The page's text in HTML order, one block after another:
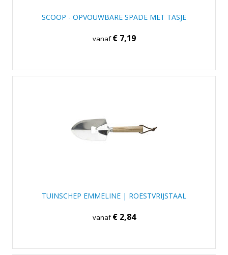
SCOOP - OPVOUWBARE SPADE MET TASJE
vanaf€ 7,19
TUINSCHEP EMMELINE | ROESTVRIJSTAAL
vanaf€ 2,84